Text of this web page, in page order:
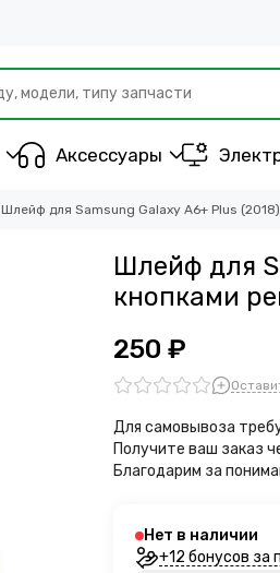
Аксессуары
Шлейф для Samsung Galaxy A6+ Plus
Шлейф для
кнопками
250 ₽
Для самовывоза
Получите ваш заказ
Благодарим за
Нет в наличии
+12 бонусов за